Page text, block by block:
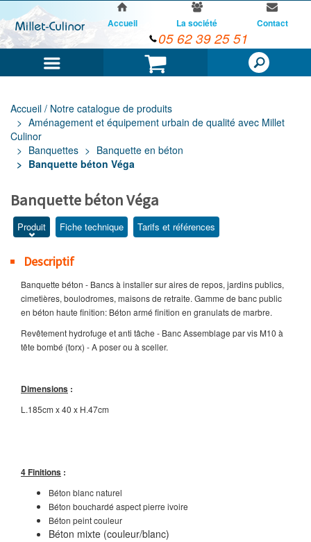
Panier
Accueil La société Contact
05 62 39 25 51
Accueil / Notre catalogue de produits
Aménagement et équipement urbain de qualité avec Millet
Culinor
Banquettes
Banquette en béton
Banquette béton Véga
Banquette béton Véga
Produit Fiche technique Tarifs et références
Descriptif
Banquette béton - Bancs à installer sur aires de repos, jardins publics,
cimetières, boulodromes, maisons de retraite. Gamme de banc public
en béton haute finition: Béton armé finition en granulats de marbre.
Revêtement hydrofuge et anti tâche - Banc Assemblage par vis M10 à
tête bombé (torx) - A poser ou à sceller.
Dimensions :
L.185cm x 40 x H.47cm
4 Finitions :
Béton blanc naturel
Béton bouchardé aspect pierre ivoire
Béton peint couleur
Béton mixte (couleur/blanc)